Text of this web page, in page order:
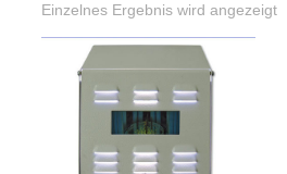
Einzelnes Ergebnis wird angezeigt